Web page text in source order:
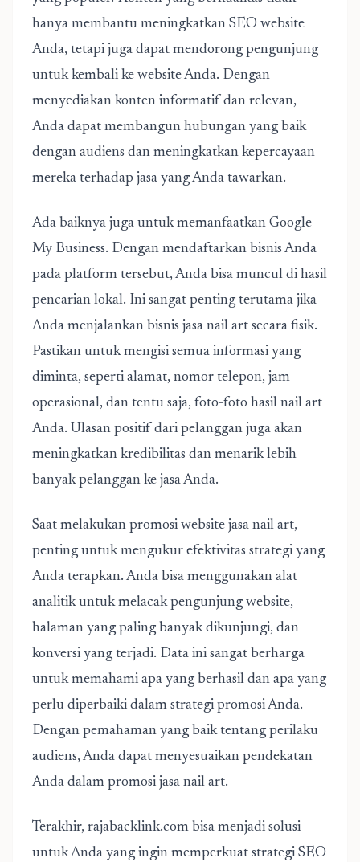
hanya membantu meningkatkan SEO website
Anda, tetapi juga dapat mendorong pengunjung
untuk kembali ke website Anda. Dengan
menyediakan konten informatif dan relevan,
Anda dapat membangun hubungan yang baik
dengan audiens dan meningkatkan kepercayaan
mereka terhadap jasa yang Anda tawarkan.
Ada baiknya juga untuk memanfaatkan Google
My Business. Dengan mendaftarkan bisnis Anda
pada platform tersebut, Anda bisa muncul di hasil
pencarian lokal. Ini sangat penting terutama jika
Anda menjalankan bisnis jasa nail art secara fisik.
Pastikan untuk mengisi semua informasi yang
diminta, seperti alamat, nomor telepon, jam
operasional, dan tentu saja, foto-foto hasil nail art
Anda. Ulasan positif dari pelanggan juga akan
meningkatkan kredibilitas dan menarik lebih
banyak pelanggan ke jasa Anda.
Saat melakukan promosi website jasa nail art,
penting untuk mengukur efektivitas strategi yang
Anda terapkan. Anda bisa menggunakan alat
analitik untuk melacak pengunjung website,
halaman yang paling banyak dikunjungi, dan
konversi yang terjadi. Data ini sangat berharga
untuk memahami apa yang berhasil dan apa yang
perlu diperbaiki dalam strategi promosi Anda.
Dengan pemahaman yang baik tentang perilaku
audiens, Anda dapat menyesuaikan pendekatan
Anda dalam promosi jasa nail art.
Terakhir, rajabacklink.com bisa menjadi solusi
untuk Anda yang ingin memperkuat strategi SEO